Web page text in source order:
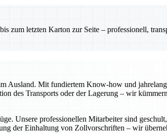
zum letzten Karton zur Seite – professionell,
Ausland. Mit fundiertem Know-how und
des Transports oder der Lagerung – wir
Unsere professionellen Mitarbeiter sind
der Einhaltung von Zollvorschriften – wir